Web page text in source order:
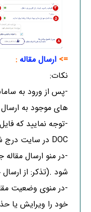
=> ارسال مقاله :
نکات:
-پس از ورود به
های موجود به ارسال
-توجه نمایید که
DOC در سایت درج شود .
-در منو ارسال
شود .(تذکر: از
-در منوی وضعیت
خود را ویرایش یا